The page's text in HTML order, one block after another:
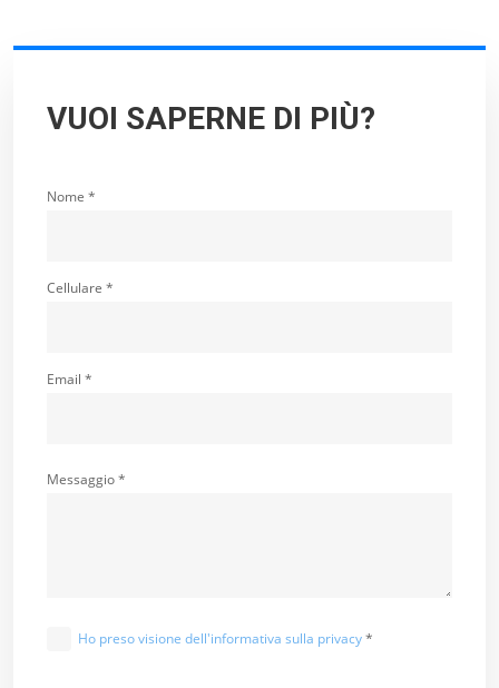
VUOI SAPERNE DI PIÙ?
Nome *
Cellulare *
Email *
Messaggio *
Ho preso visione dell'informativa sulla privacy*